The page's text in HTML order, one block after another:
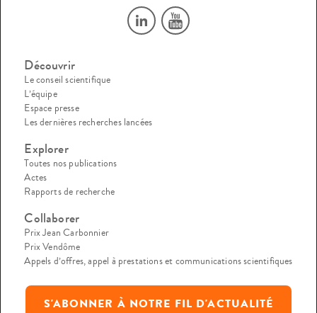
Découvrir
Le conseil scientifique
L’équipe
Espace presse
Les dernières recherches lancées
Explorer
Toutes nos publications
Actes
Rapports de recherche
Collaborer
Prix Jean Carbonnier
Prix Vendôme
Appels d’offres, appel à prestations et communications scientifiques
S'ABONNER À NOTRE FIL D'ACTUALITÉ